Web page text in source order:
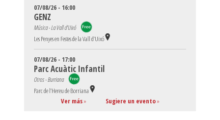
07/08/26 - 16:00
GENZ
Música - La Vall d'Uixó
Les Penyes en Festes de la Vall d’Uixó
07/08/26 - 17:00
Parc Acuàtic Infantil
Otros - Burriana
Parc de l’Hereu de Borriana
Ver más» Sugiere un evento»